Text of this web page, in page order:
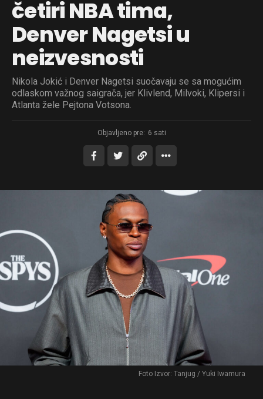
četiri NBA tima,
Denver Nagetsi u
neizvesnosti
Nikola Jokić i Denver Nagetsi suočavaju se sa mogućim
odlaskom važnog saigrača, jer Klivlend, Milvoki, Klipersi i
Atlanta žele Pejtona Votsona.
Objavljeno pre: 6 sati
Foto Izvor: Tanjug / Yuki Iwamura